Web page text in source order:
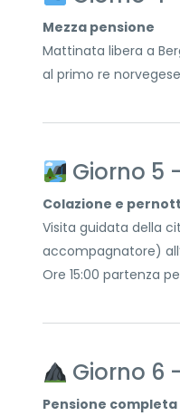
Mezza pensione
Mattinata libera a
al primo re
Giorno 5
Colazione e
Visita guidata della
accompagnatore)
Ore 15:00 partenza
Giorno 6
Pensione completa